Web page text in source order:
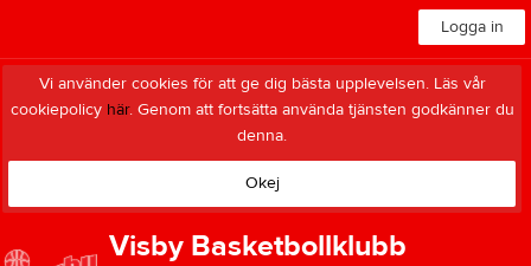
Logga in
Vi använder cookies för att ge dig bästa upplevelsen. Läs vår
cookiepolicy här. Genom att fortsätta använda tjänsten godkänner du
denna.
Okej
Visby Basketbollklubb